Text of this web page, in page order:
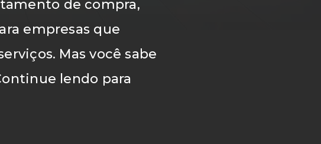
de compra,
empresas que
Mas você sabe
lendo para